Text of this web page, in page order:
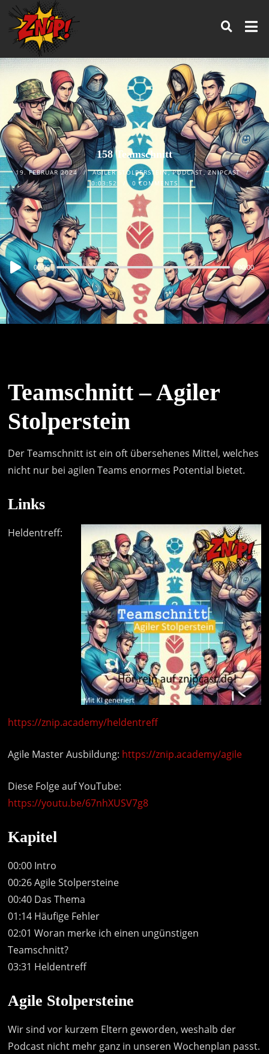
158 Teamschnitt
19. FEBRUAR 2024 AGILER STOLPERSTEIN,PODCAST,ZNIPCAST
0:03:52
0 COMMENTS
Audio
Player
00:00 00:00
Teamschnitt – Agiler
Stolperstein
Der Teamschnitt ist ein oft übersehenes Mittel, welches
nicht nur bei agilen Teams enormes Potential bietet.
Links
Heldentreff:
https://znip.academy/heldentreff
Agile Master Ausbildung: https://znip.academy/agile
Diese Folge auf YouTube:
https://youtu.be/67nhXUSV7g8
Kapitel
00:00 Intro
00:26 Agile Stolpersteine
00:40 Das Thema
01:14 Häufige Fehler
02:01 Woran merke ich einen ungünstigen
Teamschnitt?
03:31 Heldentreff
Agile Stolpersteine
Wir sind vor kurzem Eltern geworden, weshalb der
Podcast nicht mehr ganz in unseren Wochenplan passt.